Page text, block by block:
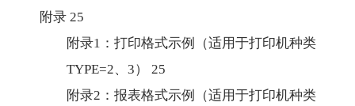
附录 25
附录1：打印格式示例（适用于打印机种类
TYPE=2、3）
25
附录2：报表格式示例（适用于打印机种类